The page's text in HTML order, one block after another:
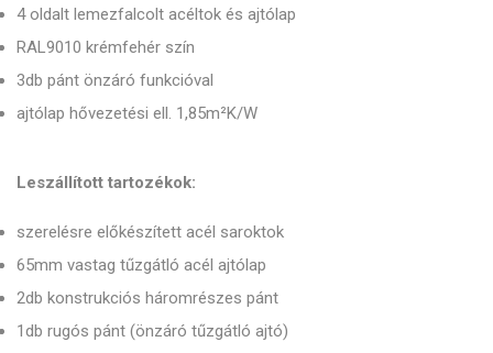
4 oldalt lemezfalcolt acéltok és ajtólap
RAL9010 krémfehér szín
3db pánt önzáró funkcióval
ajtólap hővezetési ell. 1,85m²K/W
Leszállított tartozékok:
szerelésre előkészített acél saroktok
65mm vastag tűzgátló acél ajtólap
2db konstrukciós háromrészes pánt
1db rugós pánt (önzáró tűzgátló ajtó)